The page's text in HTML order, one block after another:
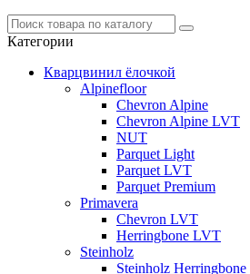
Категории
Кварцвинил ёлочкой
Alpinefloor
Chevron Alpine
Chevron Alpine LVT
NUT
Parquet Light
Parquet LVT
Parquet Premium
Primavera
Chevron LVT
Herringbone LVT
Steinholz
Steinholz Herringbone